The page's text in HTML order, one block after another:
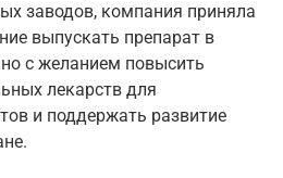
заводов, компания приняла
выпускать препарат в
с желанием повысить
лекарств для
и поддержать развитие